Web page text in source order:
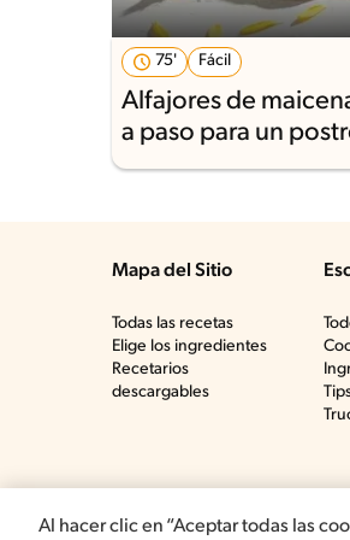
75' Fácil
Alfajores de
a paso para un
Mapa del Sitio
Todas las recetas
Elige los ingredientes
Recetarios
descargables
Al hacer clic en “Aceptar todas las